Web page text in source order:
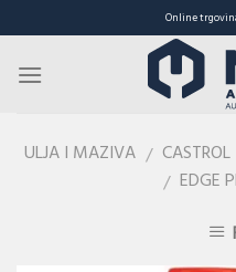
to
content
Online
ULJA I MAZIVA / CASTROL
/ EDGE